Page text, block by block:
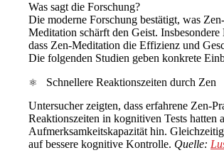
Was sagt die Forschung?
Die moderne Forschung bestätigt, was
Meditation schärft den Geist.
dass Zen-Meditation die Effizienz und
Die folgenden Studien geben konkrete
Schnellere Reaktionszeiten durch Zen
Untersucher zeigten, dass erfahrene Zen-
Reaktionszeiten in kognitiven Tests hatten
Aufmerksamkeitskapazität hin.
auf bessere kognitive Kontrolle. Quelle: